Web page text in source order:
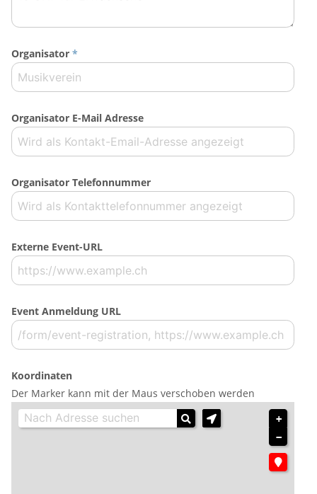
Organisator *
Organisator E-Mail Adresse
Organisator Telefonnummer
Externe Event-URL
Event Anmeldung URL
Koordinaten
Der Marker kann mit der Maus verschoben werden
+
−